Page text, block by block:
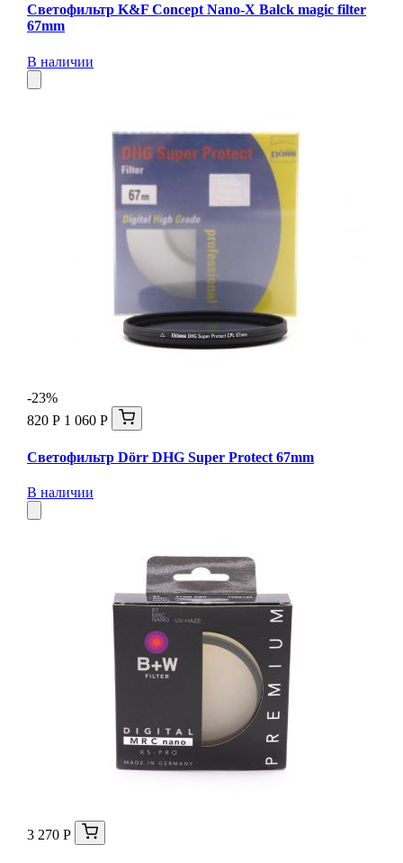
Светофильтр K&F Concept Nano-X Balck magic filter
67mm
В наличии
-23%
820 Р 1 060 Р
Светофильтр Dörr DHG Super Protect 67mm
В наличии
3 270 Р